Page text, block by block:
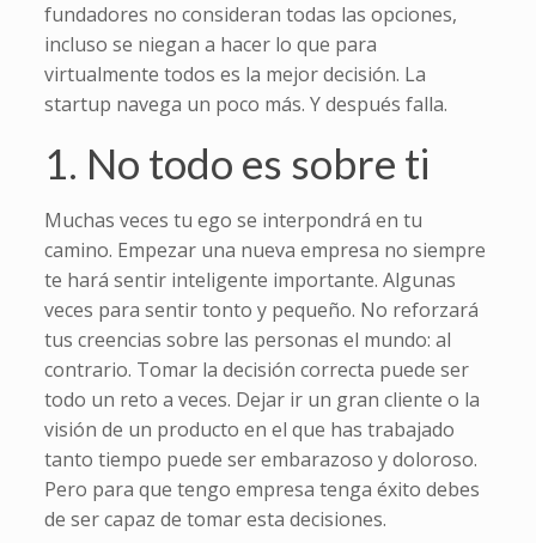
fundadores no consideran todas las opciones,
incluso se niegan a hacer lo que para
virtualmente todos es la mejor decisión. La
startup navega un poco más. Y después falla.
1. No todo es sobre ti
Muchas veces tu ego se interpondrá en tu
camino. Empezar una nueva empresa no siempre
te hará sentir inteligente importante. Algunas
veces para sentir tonto y pequeño. No reforzará
tus creencias sobre las personas el mundo: al
contrario. Tomar la decisión correcta puede ser
todo un reto a veces. Dejar ir un gran cliente o la
visión de un producto en el que has trabajado
tanto tiempo puede ser embarazoso y doloroso.
Pero para que tengo empresa tenga éxito debes
de ser capaz de tomar esta decisiones.